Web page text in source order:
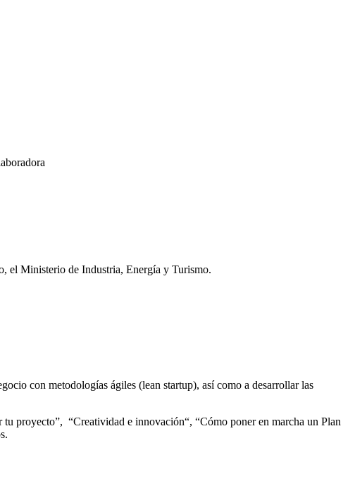
el Ministerio de Industria, Energía y Turismo.
con metodologías ágiles (lean startup), así como a desarrollar las
proyecto”, “Creatividad e innovación“, “Cómo poner en marcha un Plan